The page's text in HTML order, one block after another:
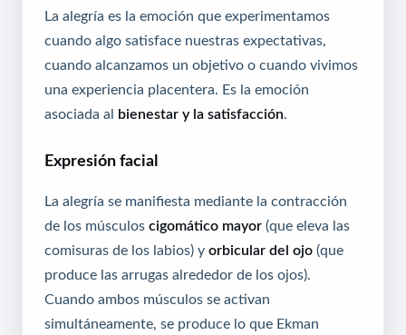
La alegría es la emoción que experimentamos
cuando algo satisface nuestras expectativas,
cuando alcanzamos un objetivo o cuando vivimos
una experiencia placentera. Es la emoción
asociada al bienestar y la satisfacción
Expresión facial
La alegría se manifiesta mediante la contracción
de los músculos cigomático mayor (que eleva las
comisuras de los labios) y orbicular del ojo (que
produce las arrugas alrededor de los ojos).
Cuando ambos músculos se activan
simultáneamente, se produce lo que Ekman